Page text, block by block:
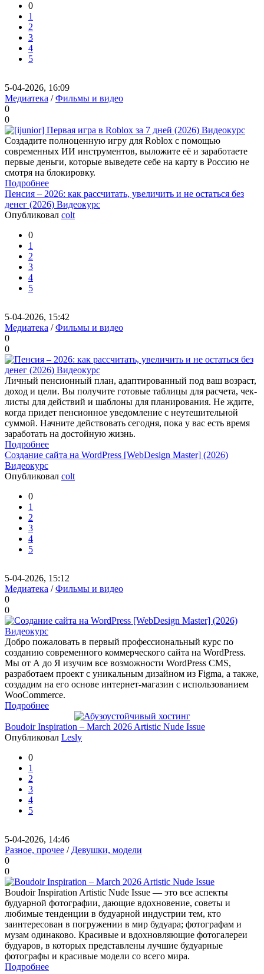
0
1
2
3
4
5
5-04-2026, 16:09
Медиатека /Фильмы и видео
0
0
Создадите полноценную игру для Roblox с помощью
современных ИИ инструментов, выложите её и заработаете
первые деньги, которые выведете себе на карту в Россию не
смотря на блокировку.
Подробнее
Пенсия – 2026: как рассчитать, увеличить и не остаться без
денег (2026) Видеокурс
Опубликовал colt
0
1
2
3
4
5
5-04-2026, 15:42
Медиатека /Фильмы и видео
0
0
Личный пенсионный план, адаптированный под ваш возраст,
доход и цели. Вы получите готовые таблицы для расчета, чек-
листы для действий и шаблоны для планирования. Не ждите,
когда придет пенсионное уведомление с неутешительной
суммой. Начните действовать сегодня, пока у вас есть время
заработать на достойную жизнь.
Подробнее
Создание сайта на WordPress [WebDesign Master] (2026)
Видеокурс
Опубликовал colt
0
1
2
3
4
5
5-04-2026, 15:12
Медиатека /Фильмы и видео
0
0
Добро пожаловать в первый профессиональный курс по
созданию современного коммерческого сайта на WordPress.
Мы от А до Я изучим все возможности WordPress CMS,
разработаем проект с уникальным дизайном из Figma, а также,
создадим на его основе интернет-магазин с использованием
WooCommerce.
Подробнее
Boudoir Inspiration – March 2026 Artistic Nude Issue
Опубликовал Lesly
0
1
2
3
4
5
5-04-2026, 14:46
Разное, прочее / Девушки, модели
0
0
Boudoir Inspiration Artistic Nude Issue — это все аспекты
будуарной фотографии, дающие вдохновение, советы и
любимые тенденции в будуарной индустрии тем, кто
заинтересован в погружении в мир будуара; фотографам и
музам одинаково. Красивые и вдохновляющие фотогалереи
будуаров, в которых представлены лучшие будуарные
фотографы и красивые модели со всего мира.
Подробнее